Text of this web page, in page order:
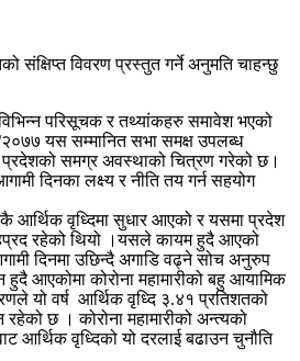
संक्षिप्त विवरण प्रस्तुत गर्ने अनुमति चाहन्छु
परिसूचक र तथ्यांकहरु समावेश भएको
यस सम्मानित सभा समक्ष उपलब्ध
समग्र अवस्थाको चित्रण गरेको छ।
दिनका लक्ष्य र नीति तय गर्न सहयोग
आर्थिक वृध्दिमा सुधार आएको र यसमा प्रदेश
रहेको थियो ।यसले कायम हुदै आएको
दिनमा उछिन्दै अगाडि वढ्ने सोच अनुरुप
हुदै आएकोमा कोरोना महामारीको बहु आयामिक
यो वर्ष आर्थिक वृध्दि ३.४१ प्रतिशतको
रहेको छ । कोरोना महामारीको अन्त्यको
आर्थिक वृध्दिको यो दरलाई बढाउन चुनौति